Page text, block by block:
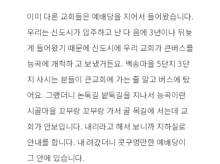
이미 다른 교회들은 예배당을 지어서 들어왔습니다.
우리는 신도시가 입주하고 난 다 음에 3년이나 뒤늦
게 들어왔기 때문에 신도시에 우리 교회가 큰버스를
능곡에 개척하 고 보냈거든요. 백송마을 5단지 3단
지 사시는 분들이 큰교회에 가는 줄 알고 버스에 탔
어요. 그랬더니 논둑길 밭둑길을 지나서 능곡이란
시골마을 꼬부랑 꼬부랑 가서 골 목길에 서는데 교
회가 안보입니다. 내리라고 해서 보니까 지하실로
안내를 합니다. 내 려갔더니 콧구멍만한 예배당이
그 안에 있습니다.